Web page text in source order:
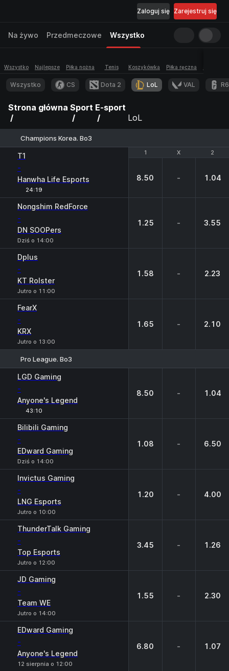
Zarejestruj się
Zaloguj się
Na żywo Przedmeczowe Wszystko
Wszystko Najlepsze Piłka nożna Tenis Koszykówka Piłka ręczna
Wszystko CS Dota 2 LoL VAL
Strona główna Sport E-sport
LoL
Champions Korea. Bo3
1 X 2
T1
-
Hanwha Life Esports
24:19
1 X 2
8.50 - 1.04
Nongshim RedForce
-
DN SOOPers
Dziś o 14:00
1.25 - 3.55
Dplus
-
KT Rolster
Jutro o 11:00
1.58 - 2.23
FearX
-
KRX
Jutro o 13:00
1.65 - 2.10
Pro League. Bo3
LGD Gaming
-
Anyone's Legend
43:10
8.50 - 1.04
Bilibili Gaming
-
EDward Gaming
Dziś o 14:00
1.08 - 6.50
Invictus Gaming
-
LNG Esports
Jutro o 10:00
1.20 - 4.00
ThunderTalk Gaming
-
Top Esports
Jutro o 12:00
3.45 - 1.26
JD Gaming
-
Team WE
Jutro o 14:00
1.55 - 2.30
EDward Gaming
-
Anyone's Legend
12 sierpnia o 12:00
6.80 - 1.07